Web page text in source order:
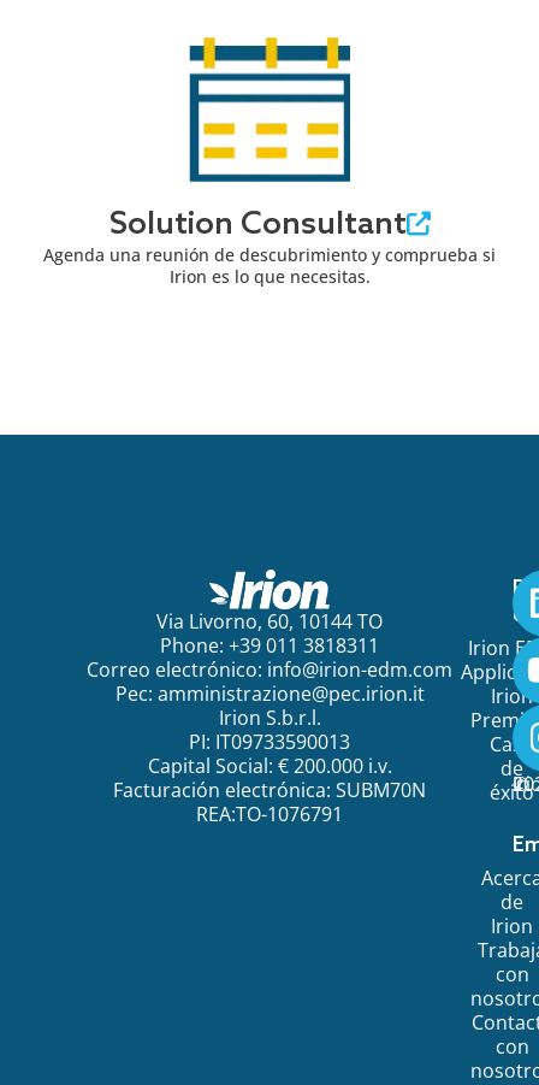
Solution Consultant
Agenda una reunión de descubrimiento y comprueba si
Irion es lo que necesitas.
Via Livorno, 60, 10144 TO
Phone: +39 011 3818311
Correo electrónico: info@irion-edm.com
Pec: amministrazione@pec.irion.it
Irion S.b.r.l.
PI: IT09733590013
Capital Social: € 200.000 i.v.
Facturación electrónica: SUBM70N
REA:TO-1076791
Irion
Irion
Caso
de
éxito
de
Irion
con
con
©